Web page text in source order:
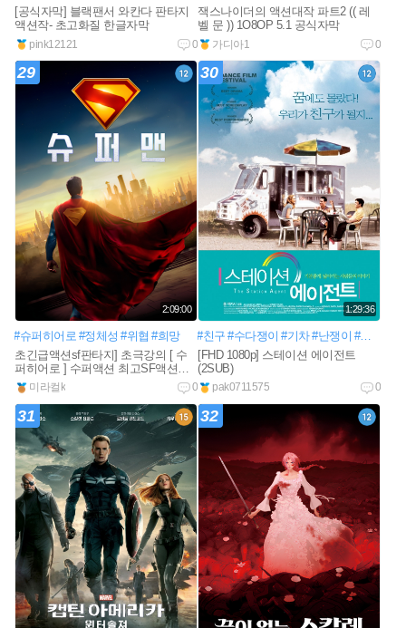
[공식자막] 블랙팬서 와칸다 판타지
액션작- 초고화질 한글자막
pink12121 0
잭스나이더의 액션대작 파트2 (( 레
벨 문 )) 1O8OP 5.1 공식자막
가디아1 0
29
2:09:00
#슈퍼히어로 #정체성 #위협 #희망
초긴급액션sf판타지] 초극강의 [ 수
퍼히어로 ] 수퍼액션 최고SF액션
1080공식자막
미라컬k 0
30
1:29:36
#친구 #수다쟁이 #기차#난쟁이 #편견
[FHD 1080p] 스테이션 에이전트
(2SUB)
pak0711575 0
31 32